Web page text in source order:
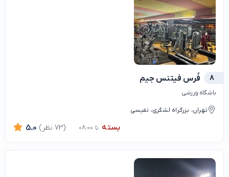
8 فُرس فیتنس جیم
باشگاه ورزشی
تهران، بزرگراه لشگری، نفیسی
بسته تا 08:00 5.0 (73 نظر)